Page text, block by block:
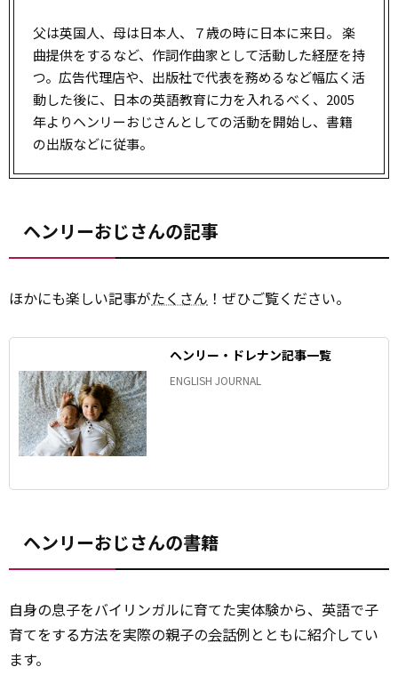
父は英国人、母は日本人、７歳の時に日本に来日。 楽
曲提供をするなど、作詞作曲家として活動した経歴を持
つ。広告代理店や、出版社で代表を務めるなど幅広く活
動した後に、日本の英語教育に力を入れるべく、2005
年よりヘンリーおじさんとしての活動を開始し、書籍
の出版などに従事。
ヘンリーおじさんの記事
ほかにも楽しい記事がたくさん ！ぜひご覧ください。
ヘンリー・ドレナン記事一覧
ENGLISH JOURNAL
ヘンリーおじさんの書籍
自身の息子をバイリンガルに育てた実体験から、英語で子
育てをする方法を実際の親子の会話例とともに紹介してい
ます。